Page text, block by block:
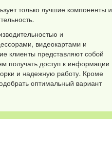
только лучшие компоненты и
и
видеокартами и
клиенты представляют собой
получать доступ к информации
и надежную работу. Кроме
оптимальный вариант